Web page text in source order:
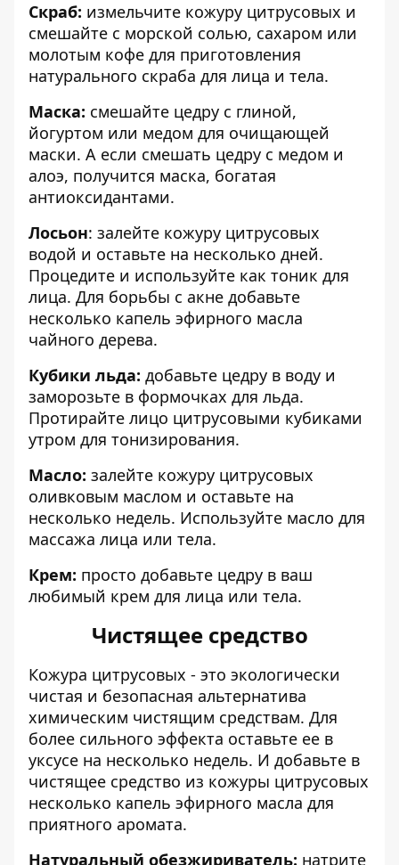
Скраб: измельчите кожуру цитрусовых и
смешайте с морской солью, сахаром или
молотым кофе для приготовления
натурального скраба для лица и тела.
Маска: смешайте цедру с глиной,
йогуртом или медом для очищающей
маски. А если смешать цедру с медом и
алоэ, получится маска, богатая
антиоксидантами.
Лосьон: залейте кожуру цитрусовых
водой и оставьте на несколько дней.
Процедите и используйте как тоник для
лица. Для борьбы с акне добавьте
несколько капель эфирного масла
чайного дерева.
Кубики льда: добавьте цедру в воду и
заморозьте в формочках для льда.
Протирайте лицо цитрусовыми кубиками
утром для тонизирования.
Масло: залейте кожуру цитрусовых
оливковым маслом и оставьте на
несколько недель. Используйте масло для
массажа лица или тела.
Крем: просто добавьте цедру в ваш
любимый крем для лица или тела.
Чистящее средство
Кожура цитрусовых - это экологически
чистая и безопасная альтернатива
химическим чистящим средствам. Для
более сильного эффекта оставьте ее в
уксусе на несколько недель. И добавьте в
чистящее средство из кожуры цитрусовых
несколько капель эфирного масла для
приятного аромата.
Натуральный обезжириватель: натрите